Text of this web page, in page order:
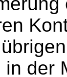
in der